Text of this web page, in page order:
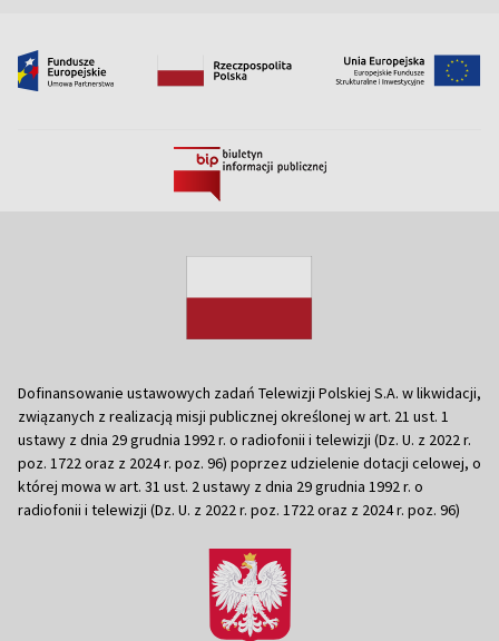
Dofinansowanie ustawowych zadań Telewizji Polskiej S.A. w likwidacji,
związanych z realizacją misji publicznej określonej w art. 21 ust. 1
ustawy z dnia 29 grudnia 1992 r. o radiofonii i telewizji (Dz. U. z 2022 r.
poz. 1722 oraz z 2024 r. poz. 96) poprzez udzielenie dotacji celowej, o
której mowa w art. 31 ust. 2 ustawy z dnia 29 grudnia 1992 r. o
radiofonii i telewizji (Dz. U. z 2022 r. poz. 1722 oraz z 2024 r. poz. 96)